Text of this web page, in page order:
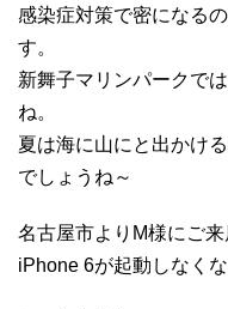
感染症対策で密になる
す。
新舞子マリンパークで
ね。
夏は海に山にと出かけ
でしょうね～
名古屋市よりM様にご
iPhone 6が起動しなくな